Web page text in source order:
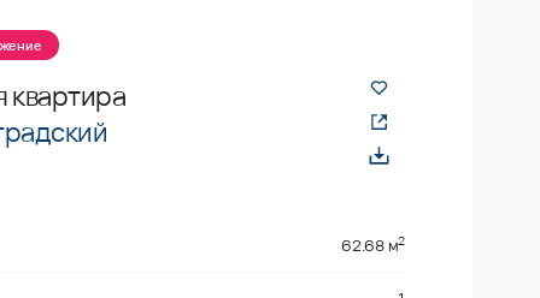
квартира
62.68 м2